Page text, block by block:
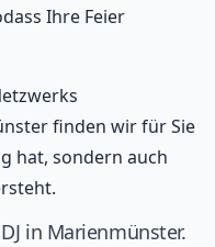
Ihre Feier
finden wir für Sie
hat, sondern auch
in Marienmünster.